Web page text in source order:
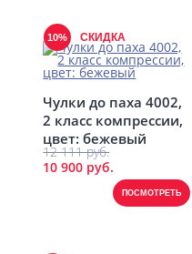
10% СКИДКА
Чулки до паха 4002,
2 класс компрессии,
цвет: бежевый
12 111 руб.
10 900 руб.
ПОСМОТРЕТЬ